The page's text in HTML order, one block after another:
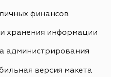
финансов
и хранения информации
администрирования
версия макета